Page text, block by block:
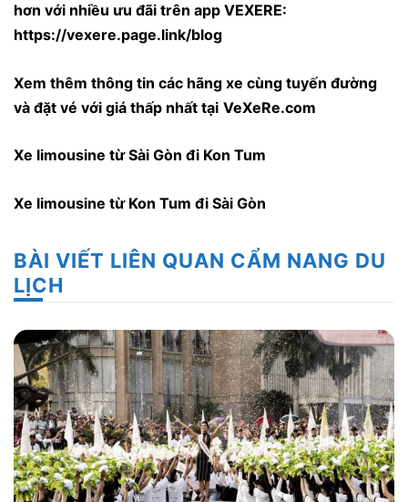
hơn với nhiều ưu đãi trên app VEXERE:
https://vexere.page.link/blog
Xem thêm thông tin các hãng xe cùng tuyến đường
và đặt vé với giá thấp nhất tại VeXeRe.com
Xe limousine từ Sài Gòn đi Kon Tum
Xe limousine từ Kon Tum đi Sài Gòn
BÀI VIẾT LIÊN QUAN CẨM NANG DU
LỊCH